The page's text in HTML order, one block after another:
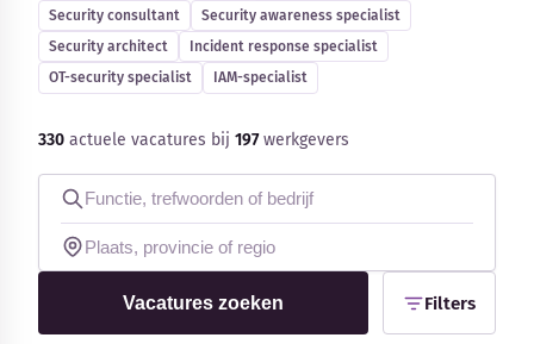
Blog
Bedrijfsupdates
Externe bronnen
Woordenboek
Auteurs
Security consultant
Security awareness specialist
Security architect
Incident response specialist
OT-security specialist
IAM-specialist
330 actuele vacatures bij 197werkgevers
Vacatures zoeken Filters